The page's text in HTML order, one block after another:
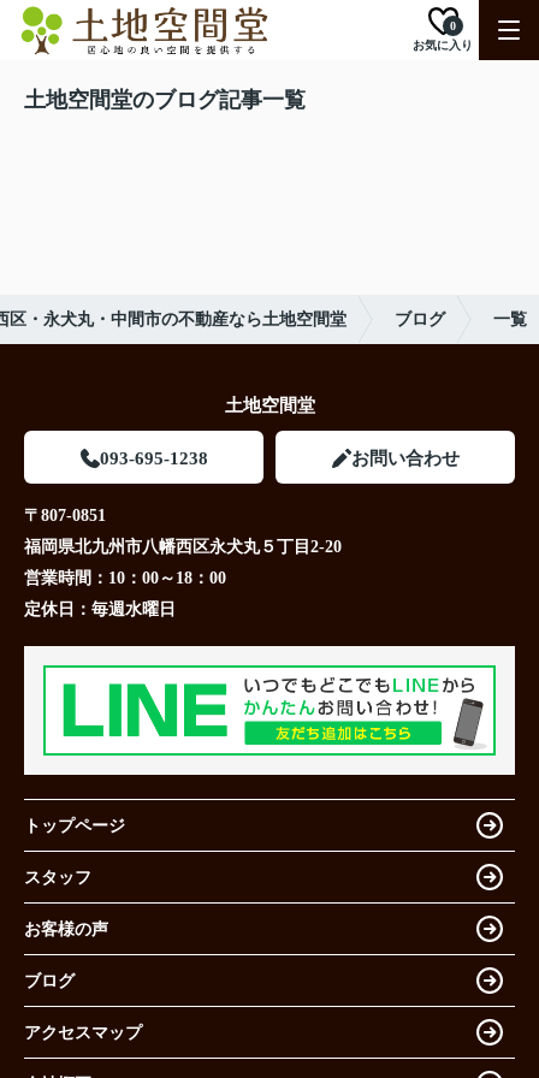
お気に入り
0
土地空間堂のブログ記事一覧
区・永犬丸・中間市の不動産なら土地空間堂 ブログ 一覧
土地空間堂
093-695-1238 お問い合わせ
〒807-0851
福岡県北九州市八幡西区永犬丸５丁目2-20
営業時間： 10：00～18：00
定休日： 毎週水曜日
トップページ
スタッフ
お客様の声
ブログ
アクセスマップ